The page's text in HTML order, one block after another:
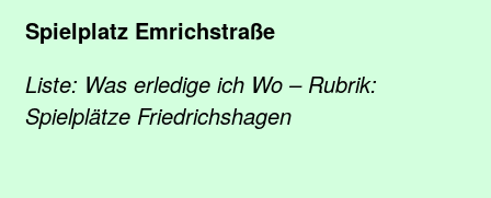
Spielplatz Emrichstraße
Liste: Was erledige ich Wo – Rubrik:
Spielplätze Friedrichshagen